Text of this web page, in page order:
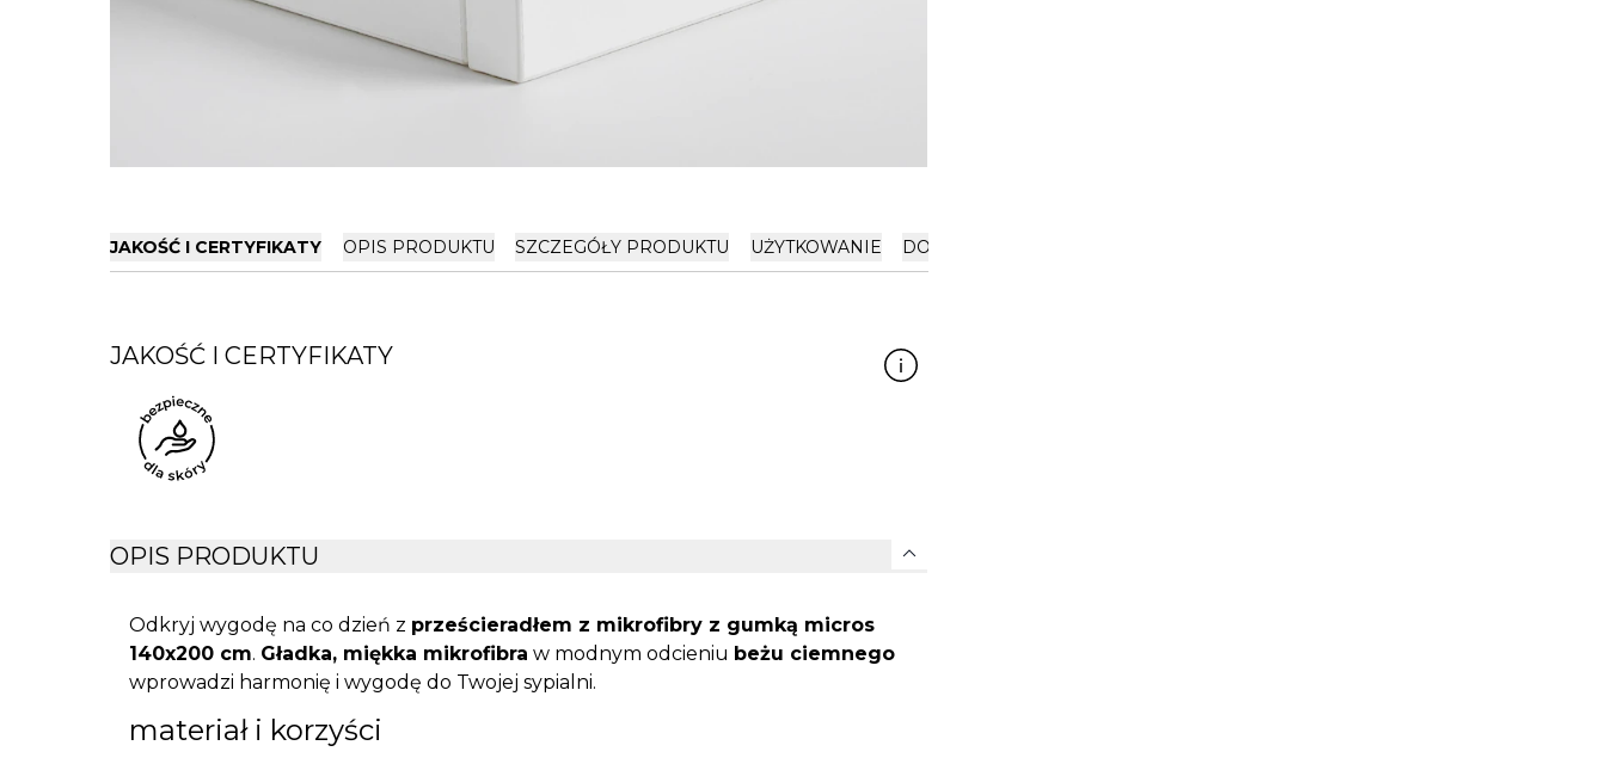
JAKOŚĆ I CERTYFIKATY OPIS PRODUKTU SZCZEGÓŁY PRODUKTU UŻYTKOWANIE DOSTAWA I PŁATNOŚĆ
JAKOŚĆ I CERTYFIKATY
OPIS PRODUKTU expand_more
Odkryj wygodę na co dzień z prześcieradłem z mikrofibry z gumką micros
140x200 cm. Gładka, miękka mikrofibra w modnym odcieniu beżu ciemnego
wprowadzi harmonię i wygodę do Twojej sypialni.
materiał i korzyści